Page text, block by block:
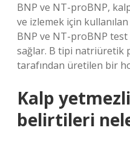
BNP ve NT-proBNP,
ve izlemek için
BNP ve NT-proBNP test
sağlar. B tipi natriüretik
tarafından üretilen bir
Kalp
belirtileri